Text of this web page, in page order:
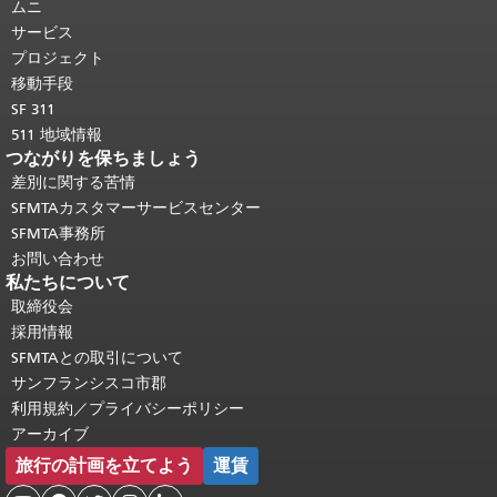
ジの残りの部分はすべてのページで繰
り返されます。
頭に戻る。
ムニ
サービス
プロジェクト
移動手段
SF 311
511 地域情報
つながりを保ちましょう
差別に関する苦情
SFMTAカスタマーサービスセンター
SFMTA事務所
お問い合わせ
私たちについて
取締役会
採用情報
SFMTAとの取引について
サンフランシスコ市郡
利用規約／プライバシーポリシー
アーカイブ
旅行の計画を立てよう 運賃